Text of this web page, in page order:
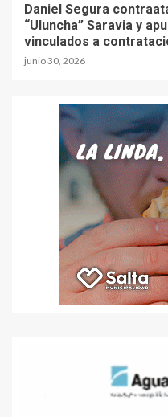
Daniel Segura
“Uluncha” Saravia y
vinculados a
junio 30, 2026